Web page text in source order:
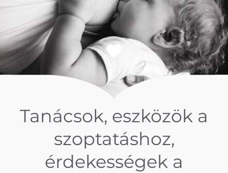
Tanácsok, eszközök a
szoptatáshoz,
érdekességek a